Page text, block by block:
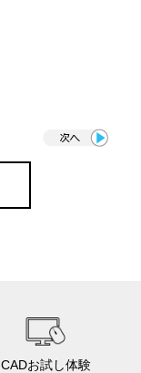
CADお試し体験